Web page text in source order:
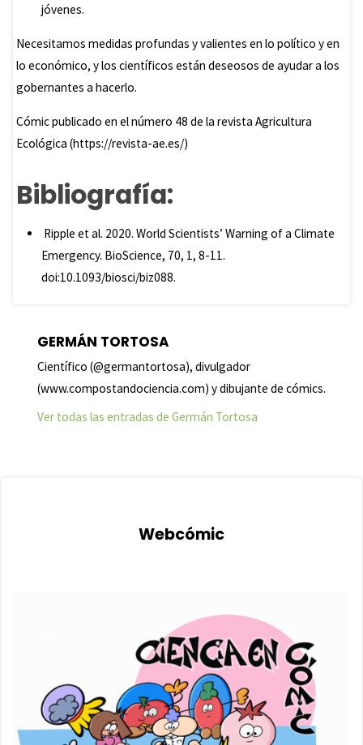
jóvenes.
Necesitamos medidas profundas y valientes en lo político y en
lo económico, y los científicos están deseosos de ayudar a los
gobernantes a hacerlo.
Cómic publicado en el número 48 de la revista Agricultura
Ecológica (https://revista-ae.es/)
Bibliografía:
Ripple et al. 2020. World Scientists’ Warning of a Climate
Emergency. BioScience, 70, 1, 8-11.
doi:10.1093/biosci/biz088.
GERMÁN TORTOSA
Científico (@germantortosa), divulgador
(www.compostandociencia.com) y dibujante de cómics.
Ver todas las entradas de Germán Tortosa
Webcómic